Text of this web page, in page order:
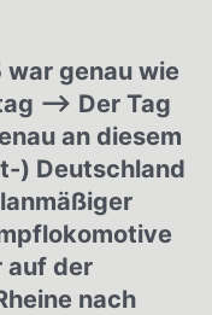
war genau wie
–> Der Tag
an diesem
) Deutschland
auf der
nach